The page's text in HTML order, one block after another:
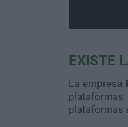
EXISTE
La empresa
plataformas